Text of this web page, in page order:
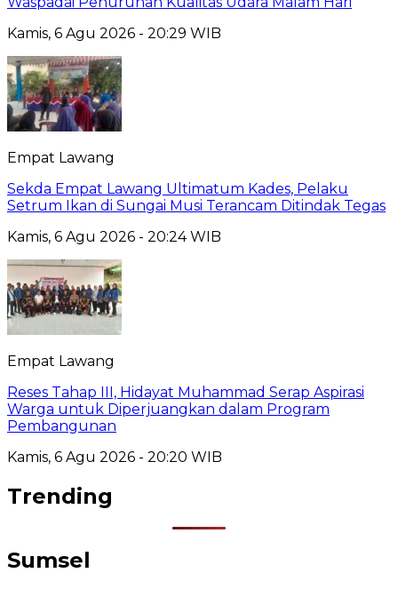
Kamis, 6 Agu 2026 - 20:29 WIB
Empat Lawang
Sekda Empat Lawang Ultimatum Kades, Pelaku
Setrum Ikan di Sungai Musi Terancam Ditindak Tegas
Kamis, 6 Agu 2026 - 20:24 WIB
Empat Lawang
Reses Tahap III, Hidayat Muhammad Serap Aspirasi
Warga untuk Diperjuangkan dalam Program
Pembangunan
Kamis, 6 Agu 2026 - 20:20 WIB
Trending
Sumsel